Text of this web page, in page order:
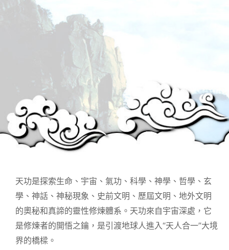
天功是探索生命、宇宙、氣功、科學、神學、哲學、玄
學、神話、神秘現象、史前文明、歷屆文明、地外文明
的奧秘和真諦的靈性修煉體系。天功來自宇宙深處，它
是修煉者的開悟之鑰，是引渡地球人進入“天人合一”大境
界的橋樑。